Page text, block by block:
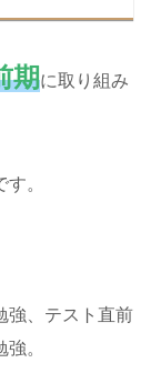
期に取り組み
。
強、テスト直前
。